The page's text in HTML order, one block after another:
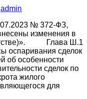
admin
№ 372-ФЗ,
изменения в
Глава Ш.1
оспаривания сделок
об особенности
сделок по
жилого
для